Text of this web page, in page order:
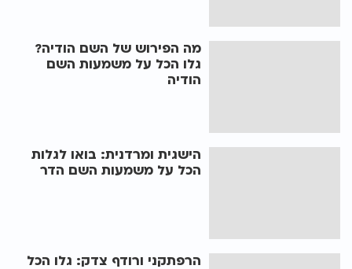
מה הפירוש של השם הודיה?
גלו הכל על משמעות השם
הודיה
הישגית ומרדנית: בואו לגלות
הכל על משמעות השם הדר
הרפתקני ורודף צדק: גלו הכל